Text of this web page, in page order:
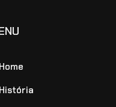
Home
História